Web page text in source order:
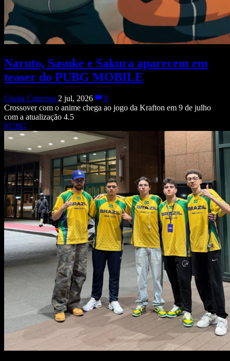
Naruto, Sasuke e Sakura aparecem em
teaser do PUBG MOBILE
Giulia Catarina 2 jul, 2026
0
Crossover com o anime chega ao jogo da Krafton em 9 de julho
com a atualização 4.5
PUBG